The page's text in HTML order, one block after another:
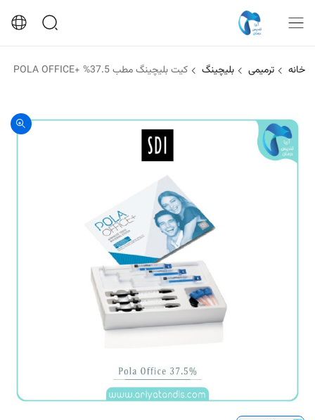
خانه ترمیمی بلیچینگ کیت بلیچینگ مطب 37.5% +POLA OFFICE